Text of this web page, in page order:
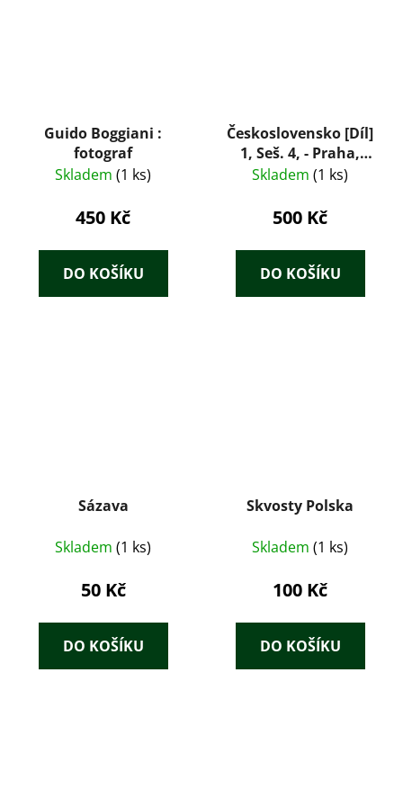
Guido Boggiani :
fotograf
Skladem (1 ks)
450 Kč
DO KOŠÍKU
Československo [Díl]
1, Seš. 4, - Praha,
Staré Město -
historické
Skladem (1 ks)
500 Kč
DO KOŠÍKU
Sázava
Skladem (1 ks)
50 Kč
DO KOŠÍKU
Skvosty Polska
Skladem (1 ks)
100 Kč
DO KOŠÍKU